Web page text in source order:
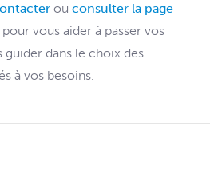
ou consulter la page
vous aider à passer vos
dans le choix des
à vos besoins.